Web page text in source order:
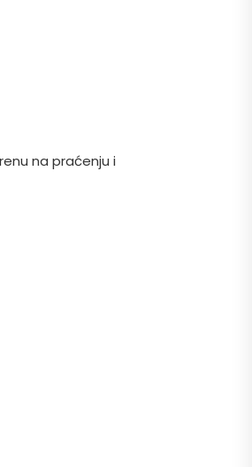
na praćenju i